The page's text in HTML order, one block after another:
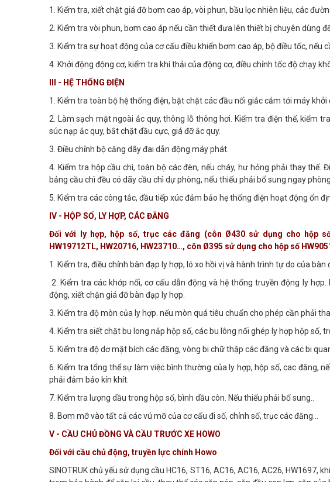
1. Kiểm tra, xiết chặt giá đỡ bơm cao áp, vòi phun, bầu lọc nhiên liệu, các
2. Kiểm tra vòi phun, bơm cao áp nếu cần thiết đưa lên thiết bị chuyên dùng
3. Kiểm tra sự hoạt động của cơ cấu điều khiển bơm cao áp, bộ điều tốc, nếu
4. Khởi động động cơ, kiểm tra khí thải của động cơ, điều chỉnh tốc độ chạy
III - HỆ THỐNG ĐIỆN
1. Kiểm tra toàn bộ hệ thống điện, bặt chặt các đầu nối giắc cắm tới máy
2. Làm sạch mặt ngoài ắc quy, thông lỗ thông hơi. Kiểm tra điện thế, kiểm
súc nạp ắc quy, bắt chặt đầu cực, giá đỡ ắc quy.
3. Điều chỉnh bộ căng dây đai dẫn động máy phát.
4. Kiểm tra hộp cầu chì, toàn bộ các đèn, nếu cháy, hư hỏng phải thay thế.
bảng cầu chì đều có dãy cầu chì dự phòng, nếu thiếu phải bổ sung ngay
5. Kiểm tra các công tắc, đầu tiếp xúc đảm bảo hẹ thống điện hoạt động ổn
IV - HỘP SỐ, LY HỢP, CÁC ĐĂNG
Đối với ly hợp, hộp số, trục các đăng (côn Ø430 sử dụng cho hộp số
HW19712TL, HW20716, HW23710…, côn Ø395 sử dụng cho hộp số
1. Kiểm tra, điều chỉnh bàn đạp ly hợp, ló xo hồi vị và hành trình tự do của bàn
2. Kiểm tra các khớp nối, cơ cấu dẫn động và hệ thống truyền động ly
động, xiết chặn giá đỡ bàn đạp ly hợp.
3. Kiểm tra độ mòn của ly hợp. nếu mòn quá tiêu chuẩn cho phép cần phải
4. Kiểm tra siết chặt bu long nắp hộp số, các bu lông nối ghép ly hợp hộp số,
5. Kiểm tra độ dơ mặt bích các đăng, vòng bi chữ thập các đăng và các bi
6. Kiểm tra tổng thể sự làm việc bình thường của ly hợp, hộp số, cac đăng,
phải đảm bảo kín khít.
7. Kiểm tra lượng dầu trong hộp số, bình dầu côn. Nếu thiếu phải bổ sung..
8. Bơm mỡ vào tất cả các vú mỡ của cơ cấu đi số, chỉnh số, trục các đăng…
V - CẦU CHỦ ĐỒNG VÀ CẦU TRƯỚC XE HOWO
Đối với cầu chủ động, truyền lực chính Howo
SINOTRUK chủ yếu sử dụng cầu HC16, ST16, AC16, AC16, AC26,